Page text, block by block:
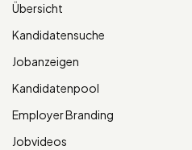
Übersicht
Kandidatensuche
Jobanzeigen
Kandidatenpool
Employer Branding
Jobvideos